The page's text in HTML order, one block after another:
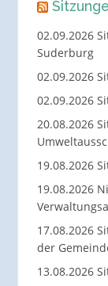
02.09.2026
Suderburg
02.09.2026
02.09.2026
20.08.2026
19.08.2026
19.08.2026
17.08.2026
der
13.08.2026